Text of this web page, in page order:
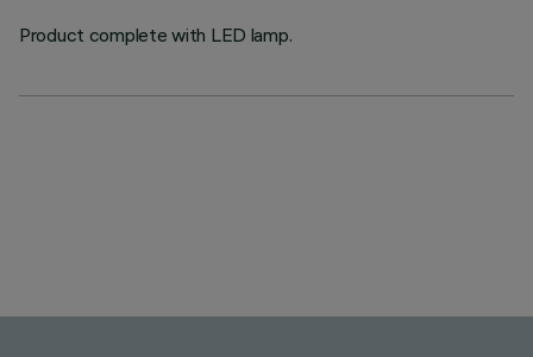
Product complete with LED lamp.